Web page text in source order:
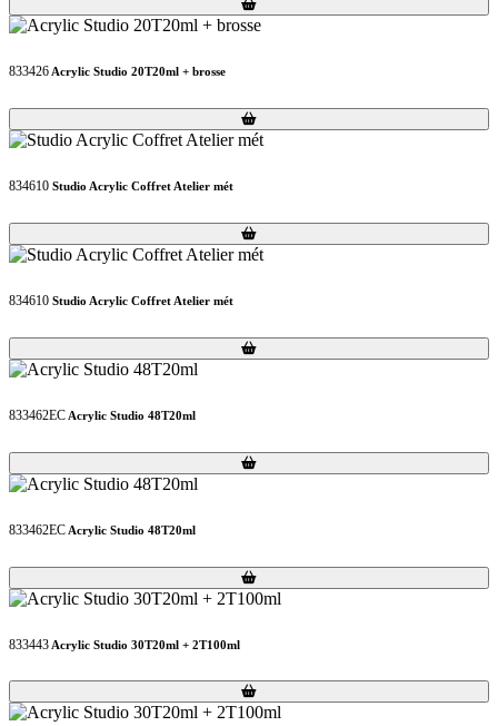
833426 Acrylic Studio 20T20ml + brosse
Loading...
Loading...
834610 Studio Acrylic Coffret Atelier mét
Loading...
Loading...
834610 Studio Acrylic Coffret Atelier mét
Loading...
Loading...
833462EC Acrylic Studio 48T20ml
Loading...
Loading...
833462EC Acrylic Studio 48T20ml
Loading...
Loading...
833443 Acrylic Studio 30T20ml + 2T100ml
Loading...
Loading...